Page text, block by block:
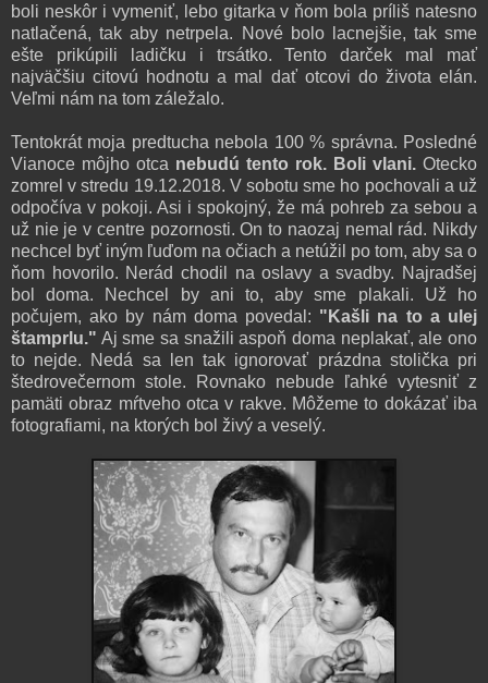
boli neskôr i vymeniť, lebo gitarka v ňom bola príliš natesno
natlačená, tak aby netrpela. Nové bolo lacnejšie, tak sme
ešte prikúpili ladičku i trsátko. Tento darček mal mať
najväčšiu citovú hodnotu a mal dať otcovi do života elán.
Veľmi nám na tom záležalo.
Tentokrát moja predtucha nebola 100 % správna. Posledné
Vianoce môjho otca nebudú tento rok. Boli vlani. Otecko
zomrel v stredu 19.12.2018. V sobotu sme ho pochovali a už
odpočíva v pokoji. Asi i spokojný, že má pohreb za sebou a
už nie je v centre pozornosti. On to naozaj nemal rád. Nikdy
nechcel byť iným ľuďom na očiach a netúžil po tom, aby sa o
ňom hovorilo. Nerád chodil na oslavy a svadby. Najradšej
bol doma. Nechcel by ani to, aby sme plakali. Už ho
počujem, ako by nám doma povedal: "Kašli na to a ulej
štamprlu." Aj sme sa snažili aspoň doma neplakať, ale ono
to nejde. Nedá sa len tak ignorovať prázdna stolička pri
štedrovečernom stole. Rovnako nebude ľahké vytesniť z
pamäti obraz mŕtveho otca v rakve. Môžeme to dokázať iba
fotografiami, na ktorých bol živý a veselý.